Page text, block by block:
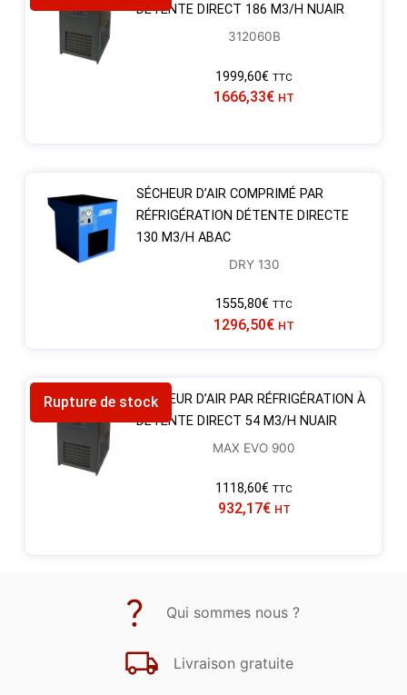
DÉTENTE DIRECT 186 M3/H NUAIR
312060B
1999,60€ TTC
1666,33€ HT
SÉCHEUR D’AIR COMPRIMÉ PAR
RÉFRIGÉRATION DÉTENTE DIRECTE
130 M3/H ABAC
DRY 130
1555,80€ TTC
1296,50€ HT
Rupture de stockSÉCHEUR D’AIR PAR RÉFRIGÉRATION À
DÉTENTE DIRECT 54 M3/H NUAIR
MAX EVO 900
1118,60€ TTC
932,17€ HT
Qui sommes nous ?
Livraison gratuite